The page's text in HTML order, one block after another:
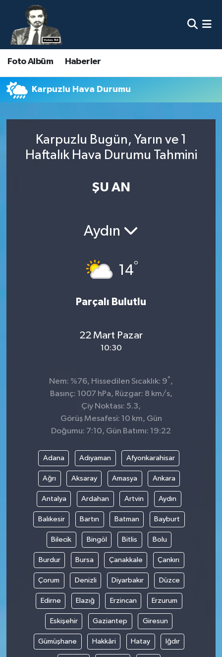
Foto Albüm Haberler
Karpuzlu Hava Durumu
Karpuzlu Bugün, Yarın ve 1
Haftalık Hava Durumu Tahmini
ŞU AN
Aydın
14°
Parçalı Bulutlu
22 Mart Pazar
10:30
Nem: %76, Hissedilen Sıcaklık: 9° ,
Basınç: 1007 hPa, Rüzgar: 8 km/s,
Çiy Noktası: 5.3,
Görüş Mesafesi: 10 km, Gün
Doğumu: 7:10, Gün Batımı: 19:22
Adana Adıyaman Afyonkarahisar
Ağrı Aksaray Amasya Ankara
Antalya Ardahan Artvin Aydın
Balıkesir Bartın Batman Bayburt
Bilecik Bingöl Bitlis Bolu
Burdur Bursa Çanakkale Çankırı
Çorum Denizli Diyarbakır Düzce
Edirne Elazığ Erzincan Erzurum
Eskişehir Gaziantep Giresun
Gümüşhane Hakkâri Hatay Iğdır
Nöbetçi Eczaneler
Hava Durumu
Namaz Vakitleri
Süper Lig Puan Durumu ve Fikstür
Son Dakika Haberleri